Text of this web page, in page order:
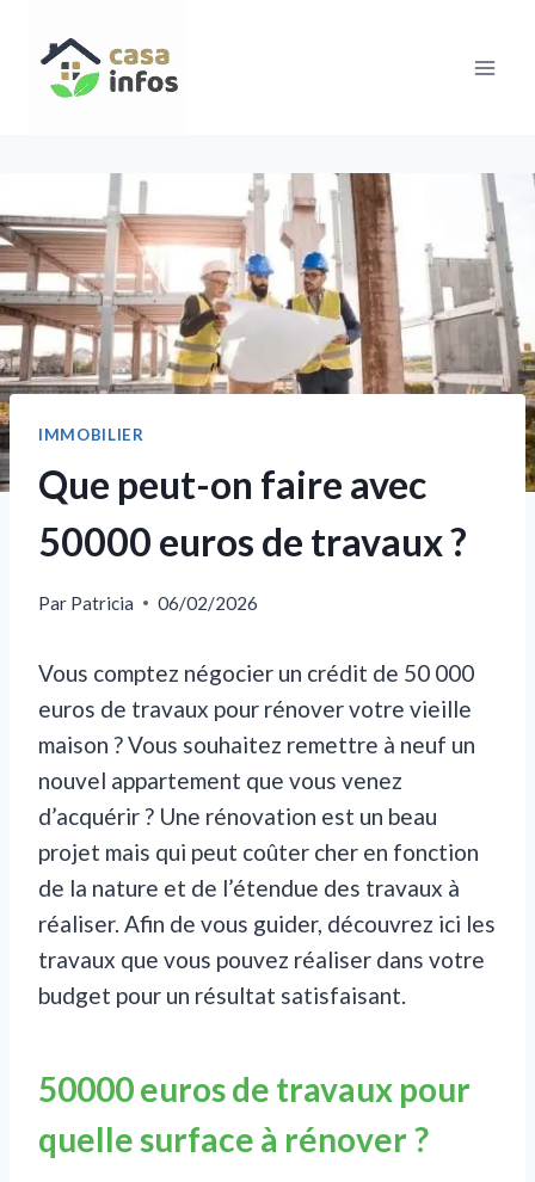
contenu
IMMOBILIER
Que peut-on faire avec
50000 euros de travaux ?
Par Patricia 06/02/2026
Vous comptez négocier un crédit de 50 000
euros de travaux pour rénover votre vieille
maison ? Vous souhaitez remettre à neuf un
nouvel appartement que vous venez
d’acquérir ? Une rénovation est un beau
projet mais qui peut coûter cher en fonction
de la nature et de l’étendue des travaux à
réaliser. Afin de vous guider, découvrez ici les
travaux que vous pouvez réaliser dans votre
budget pour un résultat satisfaisant.
50000 euros de travaux pour
quelle surface à rénover ?